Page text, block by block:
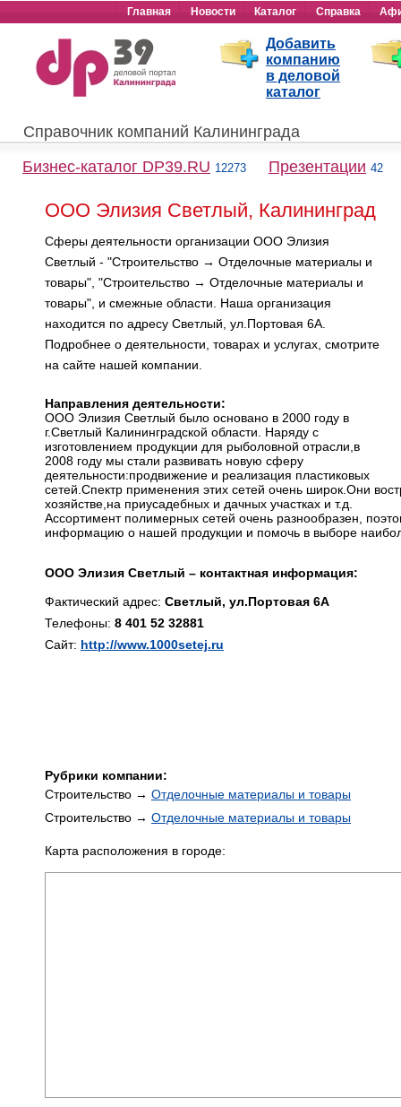
Главная Новости Каталог Справка
Добавить
компанию
в деловой
каталог
Справочник компаний Калининграда
Бизнес-каталог DP39.RU 12273 Презентации 42
ООО Элизия Светлый, Калининград
Сферы деятельности организации ООО Элизия
Светлый - "Строительство → Отделочные материалы и
товары", "Строительство → Отделочные материалы и
товары", и смежные области. Наша организация
находится по адресу Светлый, ул.Портовая 6А.
Подробнее о деятельности, товарах и услугах, смотрите
на сайте нашей компании.
Направления деятельности:
ООО Элизия Светлый было основано в 2000 году в
г.Светлый Калининградской области. Наряду с
изготовлением продукции для рыболовной отрасли,в
2008 году мы стали развивать новую сферу
деятельности:продвижение и реализация пластиковых
сетей.Спектр применения этих сетей очень широк.Они
хозяйстве,на приусадебных и дачных участках и т.д.
Ассортимент полимерных сетей очень разнообразен,
информацию о нашей продукции и помочь в выборе
ООО Элизия Светлый – контактная информация:
Фактический адрес: Светлый, ул.Портовая 6А
Телефоны: 8 401 52 32881
Сайт: http://www.1000setej.ru
Рубрики компании:
Строительство → Отделочные материалы и товары
Строительство → Отделочные материалы и товары
Карта расположения в городе: